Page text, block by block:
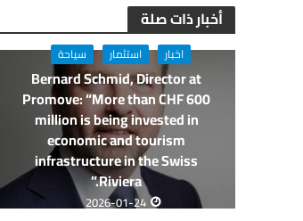
o
o
k
A
p
p
n
m أخبار ذات صلة
اخبار استثمار سياحة
Bernard Schmid, Director at
Promove: “More than CHF 600
million is being invested in
economic and tourism
infrastructure in the Swiss
Riviera.”
2026-01-24